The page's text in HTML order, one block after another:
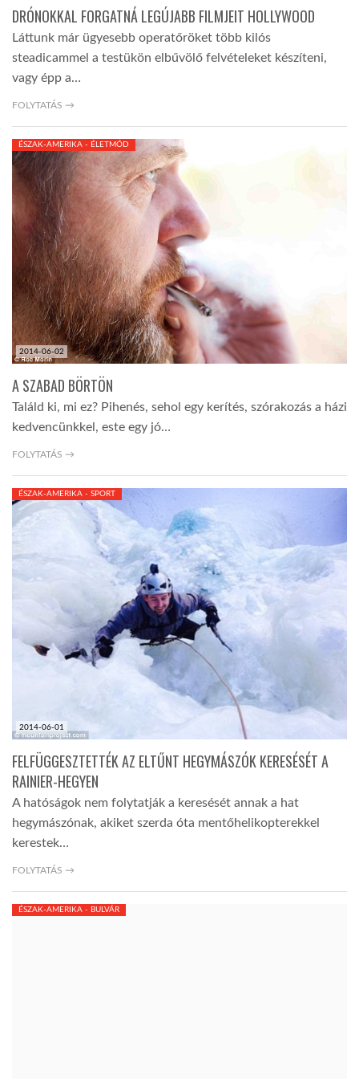
LATIMO.HU
GLOBOBOOK
DRÓNOKKAL FORGATNÁ LEGÚJABB FILMJEIT HOLLYWOOD
Láttunk már ügyesebb operatőröket több kilós
steadicammel a testükön elbűvölő felvételeket készíteni,
vagy épp a…
FOLYTATÁS →
2014-06-02
ÉSZAK-AMERIKA - ÉLETMÓD
A SZABAD BÖRTÖN
Találd ki, mi ez? Pihenés, sehol egy kerítés, szórakozás a házi
kedvencünkkel, este egy jó…
FOLYTATÁS →
2014-06-01
ÉSZAK-AMERIKA - SPORT
FELFÜGGESZTETTÉK AZ ELTŰNT HEGYMÁSZÓK KERESÉSÉT A
RAINIER-HEGYEN
A hatóságok nem folytatják a keresését annak a hat
hegymászónak, akiket szerda óta mentőhelikopterekkel
kerestek…
FOLYTATÁS →
ÉSZAK-AMERIKA - BULVÁR